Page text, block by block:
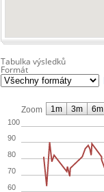
Tabulka výsledků
Formát
Zoom
60
70
80
90
100
1m 3m 6m